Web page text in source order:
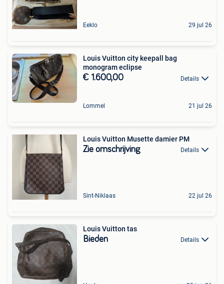
Eeklo 29 jul 26
Louis Vuitton city keepall bag
monogram eclipse
€ 1.600,00 Details
Lommel 21 jul 26
Louis Vuitton Musette damier PM
Zie omschrijving Details
Sint-Niklaas 22 jul 26
Louis Vuitton tas
Bieden Details